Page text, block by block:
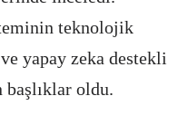
teknolojik
yapay zeka destekli
başlıklar oldu.